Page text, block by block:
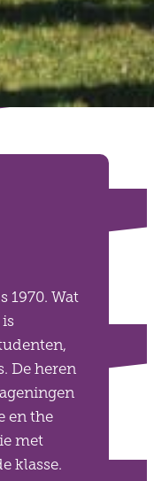
1970. Wat
De heren
en the
met
klasse.